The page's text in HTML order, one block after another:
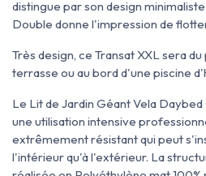
distingue par son design
Double donne l'impression de
Très design, ce Transat XXL sera
terrasse ou au bord d'une piscine
Le Lit de Jardin Géant Vela
une utilisation intensive
extrêmement résistant qui peut
l'intérieur qu'à l'extérieur. La